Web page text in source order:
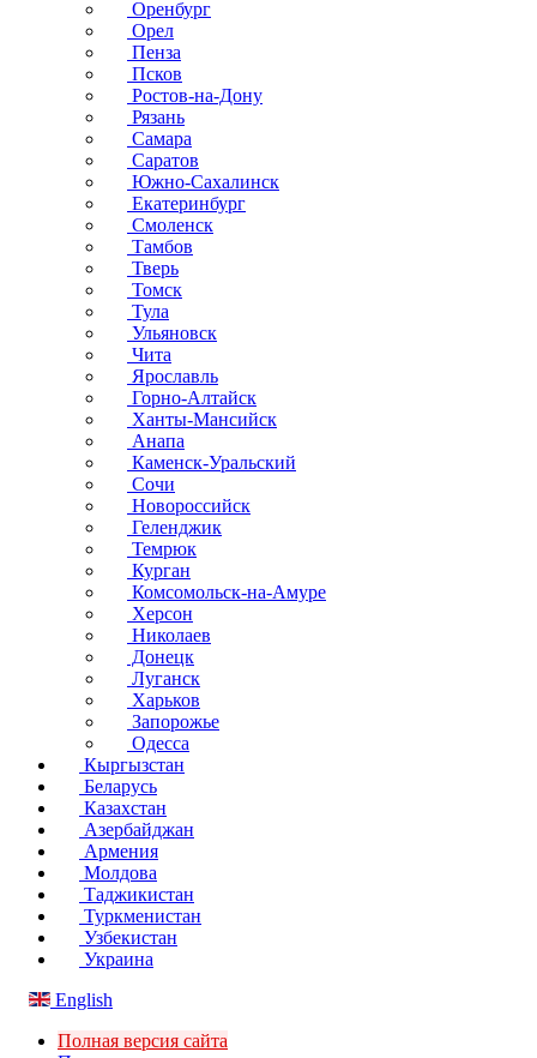
Оренбург
Орел
Пенза
Псков
Ростов-на-Дону
Рязань
Самара
Саратов
Южно-Сахалинск
Екатеринбург
Смоленск
Тамбов
Тверь
Томск
Тула
Ульяновск
Чита
Ярославль
Горно-Алтайск
Ханты-Мансийск
Анапа
Каменск-Уральский
Сочи
Новороссийск
Геленджик
Темрюк
Курган
Комсомольск-на-Амуре
Херсон
Николаев
Донецк
Луганск
Харьков
Запорожье
Одесса
Кыргызстан
Беларусь
Казахстан
Азербайджан
Армения
Молдова
Таджикистан
Туркменистан
Узбекистан
Украина
English
Полная версия сайта